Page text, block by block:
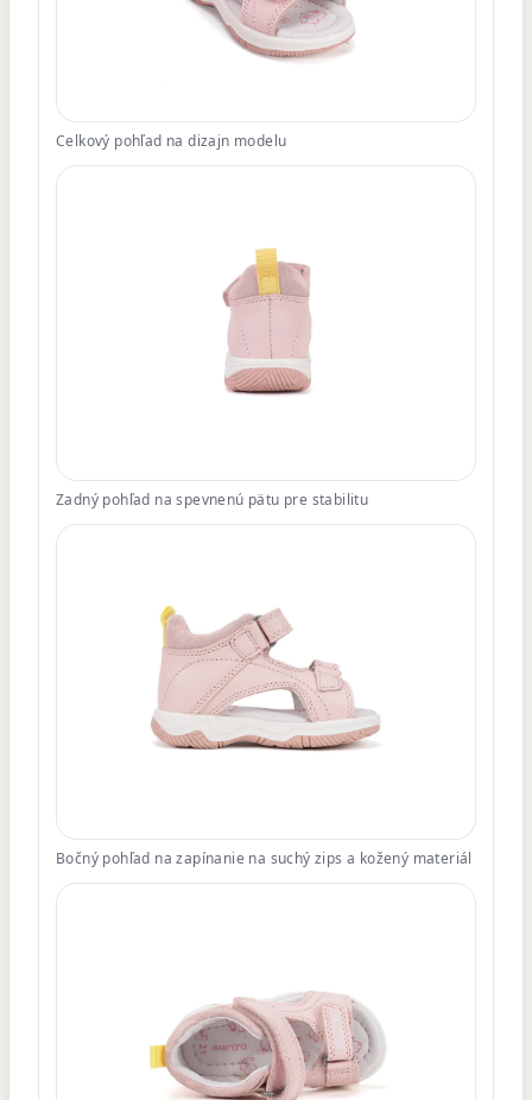
Celkový pohľad na dizajn modelu
Zadný pohľad na spevnenú pätu pre stabilitu
Bočný pohľad na zapínanie na suchý zips a kožený materiál